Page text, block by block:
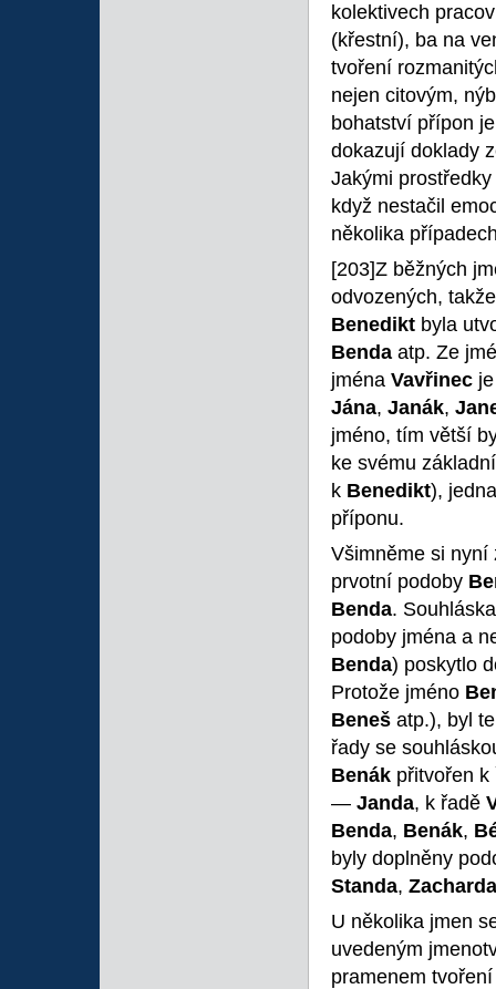
kolektivech
(křestní), ba na
tvoření
nejen citovým,
bohatství přípon
dokazují doklady
Jakými
když nestačil
několika
[203]Z běžných
odvozených,
Benedikt byla
Benda atp. Ze
jména Vavřinec
Jána, Janák,
jméno, tím větší
ke svému
k Benedikt),
příponu.
Všimněme si
prvotní podoby
Benda.
podoby jména a
Benda) poskytlo
Protože jméno
Beneš atp.), byl
řady se
Benák přitvořen
— Janda, k řadě
Benda, Benák,
byly doplněny
Standa, Zacharda
U několika jmen
uvedeným
pramenem